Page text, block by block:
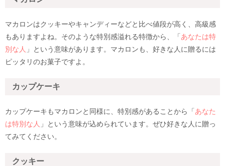
マカロンはクッキーやキャンディーなどと比べ値段が高く、高級感
もありますよね。そのような特別感溢れる特徴から、「 あなたは特
別な人 」という意味があります。マカロンも、好きな人に贈るには
ピッタリのお菓子ですよ。
カップケーキ
カップケーキもマカロンと同様に、特別感があることから「 あなた
は特別な人 」という意味が込められています。ぜひ好きな人に贈っ
てみてください。
クッキー